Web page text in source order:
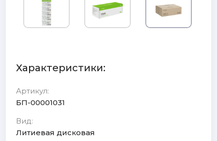
Характеристики:
Артикул:
БП-00001031
Вид:
Литиевая дисковая